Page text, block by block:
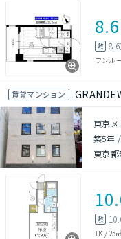
8.6
敷
ワンル
賃貸マンション
東京
築5年 /
東京
敷
1K / 25